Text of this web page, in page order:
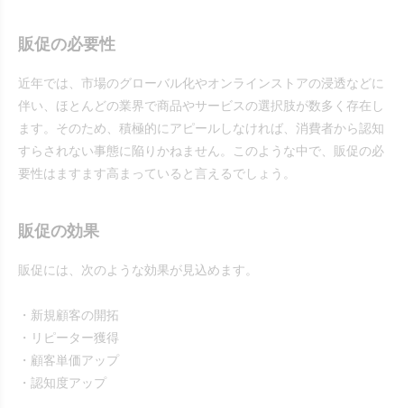
販促の必要性
近年では、市場のグローバル化やオンラインストアの浸透などに
伴い、ほとんどの業界で商品やサービスの選択肢が数多く存在し
ます。そのため、積極的にアピールしなければ、消費者から認知
すらされない事態に陥りかねません。このような中で、販促の必
要性はますます高まっていると言えるでしょう。
販促の効果
販促には、次のような効果が見込めます。
・新規顧客の開拓
・リピーター獲得
・顧客単価アップ
・認知度アップ